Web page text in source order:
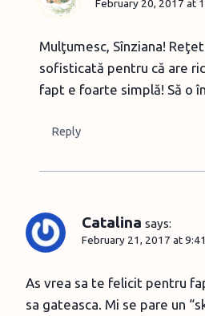
February 20, 2017 at
Mulţumesc, Sînziana!
sofisticată pentru că are
fapt e foarte simplă! Să o
Reply
Catalina says:
February 21, 2017 at
As vrea sa te felicit pentru
sa gateasca. Mi se pare un